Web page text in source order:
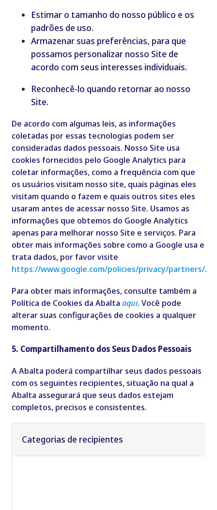
Estimar o tamanho do nosso público e os
padrões de uso.
Armazenar suas preferências, para que
possamos personalizar nosso Site de
acordo com seus interesses individuais.
Reconhecê-lo quando retornar ao nosso
Site.
De acordo com algumas leis, as informações
coletadas por essas tecnologias podem ser
consideradas dados pessoais. Nosso Site usa
cookies fornecidos pelo Google Analytics para
coletar informações, como a frequência com que
os usuários visitam nosso site, quais páginas eles
visitam quando o fazem e quais outros sites eles
usaram antes de acessar nosso Site. Usamos as
informações que obtemos do Google Analytics
apenas para melhorar nosso Site e serviços. Para
obter mais informações sobre como a Google usa e
trata dados, por favor visite
https://www.google.com/policies/privacy/partners/.
Para obter mais informações, consulte também a
Política de Cookies da Abalta aqui. Você pode
alterar suas configurações de cookies a qualquer
momento.
5. Compartilhamento dos Seus Dados Pessoais
AAbalta poderá compartilhar seus dados pessoais
com os seguintes recipientes, situação na qual a
Abalta assegurará que seus dados estejam
completos, precisos e consistentes.
Categorias de recipientes